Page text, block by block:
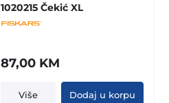
1020215 Čekić XL
87,00 KM
Više Dodaj u korpu